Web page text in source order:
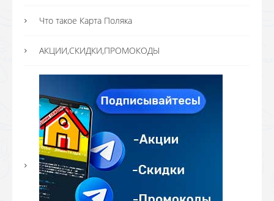
Что такое Карта Поляка
АКЦИИ,СКИДКИ,ПРОМОКОДЫ